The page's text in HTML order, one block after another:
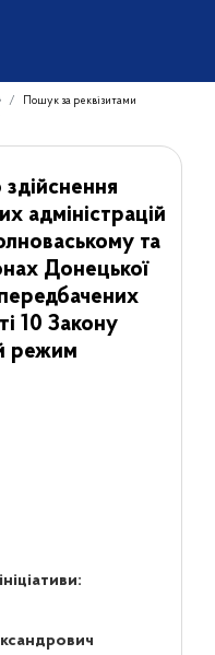
Пошук за реквізитами
адміністрацій
та
Донецької
10 Закону
режим